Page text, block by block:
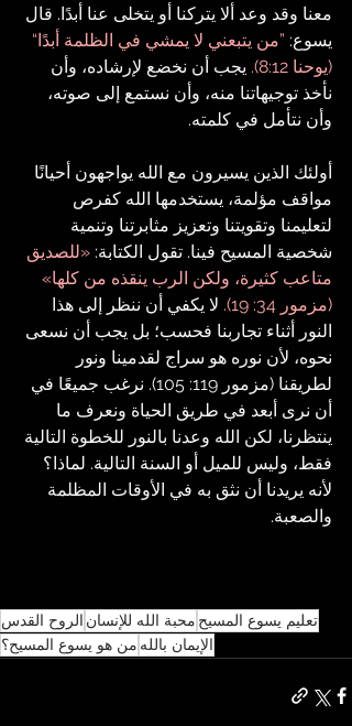
معنا وقد وعد ألا يتركنا أو يتخلى عنا أبدًا. قال
يسوع: ”من يتبعني لا يمشي في الظلمة أبدًا“
(يوحنا 8:12).
يجب أن نخضع لإرشاده، وأن
نأخذ توجيهاتنا منه، وأن نستمع إلى صوته،
وأن نتأمل في كلمته.
أولئك الذين يسيرون مع الله يواجهون أحيانًا
مواقف مؤلمة، يستخدمها الله كفرص
لتعليمنا وتقويتنا وتعزيز مثابرتنا وتنمية
شخصية المسيح فينا. تقول الكتابة: «للصديق
متاعب كثيرة، ولكن الرب ينقذه من كلها»
(مزمور 34: 19).
لا يكفي أن ننظر إلى هذا
النور أثناء تجاربنا فحسب؛ بل يجب أن نسعى
نحوه، لأن نوره هو سراج لقدمينا ونور
لطريقنا (مزمور 119: 105). نرغب جميعًا في
أن نرى أبعد في طريق الحياة ونعرف ما
ينتظرنا، لكن الله وعدنا بالنور للخطوة التالية
فقط، وليس للميل أو السنة التالية. لماذا؟
لأنه يريدنا أن نثق به في الأوقات المظلمة
والصعبة.
تعليم يسوع المسيح محبة الله للإنسان الروح القدس
الإيمان بالله من هو يسوع المسيح؟